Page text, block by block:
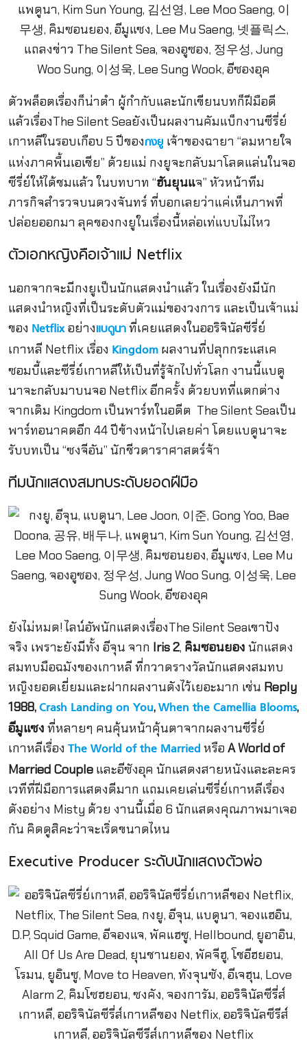
ตัวพล็อตเรื่องก็น่าตำ ผู้กำกับและนักเขียนบทก็ฝีมือดี
แล้วเรื่องThe Silent Seaยังเป็นผลงานคัมแบ็กงานซีรี่ย์
เกาหลีในรอบเกือบ 5 ปีของกงยู เจ้าของฉายา “ลมหายใจ
แห่งภาคพื้นเอเชีย” ด้วยแม่ กงยูจะกลับมาโลดแล่นในจอ
ซีรี่ย์ให้ได้ชมแล้ว ในบทบาท “ฮันยุนแจ” หัวหน้าทีม
ภารกิจสำรวจบนดวงจันทร์ ที่บอกเลยว่าแค่เห็นภาพที่
ปล่อยออกมา ลุคของกงยูในเรื่องนี้หล่อเท่แบบไม่ไหว
ตัวเอกหญิงคือเจ้าแม่ Netflix
นอกจากจะมีกงยูเป็นนักแสดงนำแล้ว ในเรื่องยังมีนัก
แสดงนำหญิงที่เป็นระดับตัวแม่ของวงการ และเป็นเจ้าแม่
ของ Netflix อย่างแบดูนาที่เคยแสดงในออริจินัลซีรี่ย์
เกาหลี Netflix เรื่อง Kingdomผลงานที่ปลุกกระแสเค
ซอมบี้และซีรี่ย์เกาหลีให้เป็นที่รู้จักไปทั่วโลก งานนี้แบดู
นาจะกลับมาบนจอ Netflix อีกครั้ง ด้วยบทที่แตกต่าง
จากเดิม Kingdom เป็นพาร์ทในอดีต The Silent Seaเป็น
พาร์ทอนาคตอีก 44 ปีข้างหน้าไปเลยค่า โดยแบดูนาจะ
รับบทเป็น “ซงจีอัน” นักชีวดาราศาสตร์จ้า
ทีมนักแสดงสมทบระดับยอดฝีมือ
ยังไม่หมด! ไลน์อัพนักแสดงเรื่องThe Silent Seaเขาปัง
จริง เพราะยังมีทั้ง อีจุน จาก Iris 2, คิมซอนยอง นักแสดง
สมทบมือฉมังของเกาหลี ที่กวาดรางวัลนักแสดงสมทบ
หญิงยอดเยี่ยมและฝากผลงานดังไว้เยอะมาก เช่น Reply
1988,Crash Landing on You,When the Camellia Blooms,
อีมูแซง ที่หลายๆ คนคุ้นหน้าคุ้นตาจากผลงานซีรี่ย์
เกาหลีเรื่อง The World of the Married หรือ A World of
Married Coupleและอีซังอุค นักแสดงสายหนังและละคร
เวทีที่ฝีมือการแสดงดีมาก แถมเคยเล่นซีรี่ย์เกาหลีเรื่อง
ดังอย่าง Misty ด้วย งานนี้เมื่อ 6 นักแสดงคุณภาพมาเจอ
กัน คิดดูสิคะว่าจะเริ่ดขนาดไหน
Executive Producer ระดับนักแสดงตัวพ่อ